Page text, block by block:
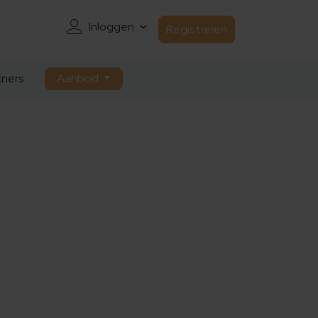
Inloggen Registreren
Aanbod